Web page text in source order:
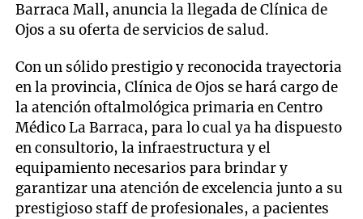
Barraca Mall, anuncia la llegada de Clínica de
Ojos a su oferta de servicios de salud.
Con un sólido prestigio y reconocida trayectoria
en la provincia, Clínica de Ojos se hará cargo de
la atención oftalmológica primaria en Centro
Médico La Barraca, para lo cual ya ha dispuesto
en consultorio, la infraestructura y el
equipamiento necesarios para brindar y
garantizar una atención de excelencia junto a su
prestigioso staff de profesionales, a pacientes